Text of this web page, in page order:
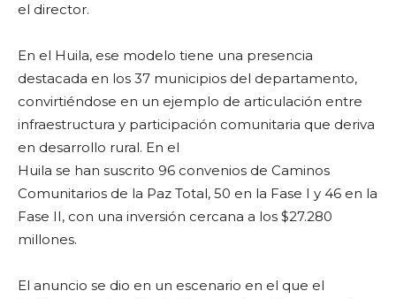
el director.
En el Huila, ese modelo tiene una presencia
destacada en los 37 municipios del departamento,
convirtiéndose en un ejemplo de articulación entre
infraestructura y participación comunitaria que deriva
en desarrollo rural. En el
Huila se han suscrito 96 convenios de Caminos
Comunitarios de la Paz Total, 50 en la Fase I y 46 en la
Fase II, con una inversión cercana a los $27.280
millones.
El anuncio se dio en un escenario en el que el